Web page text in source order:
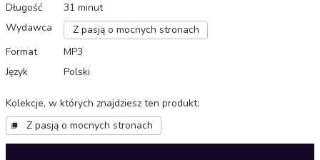
Długość
31 minut
Wydawca
Z pasją o mocnych stronach
Format
MP3
Język
Polski
Kolekcje, w których znajdziesz ten produkt:
Z pasją o mocnych stronach